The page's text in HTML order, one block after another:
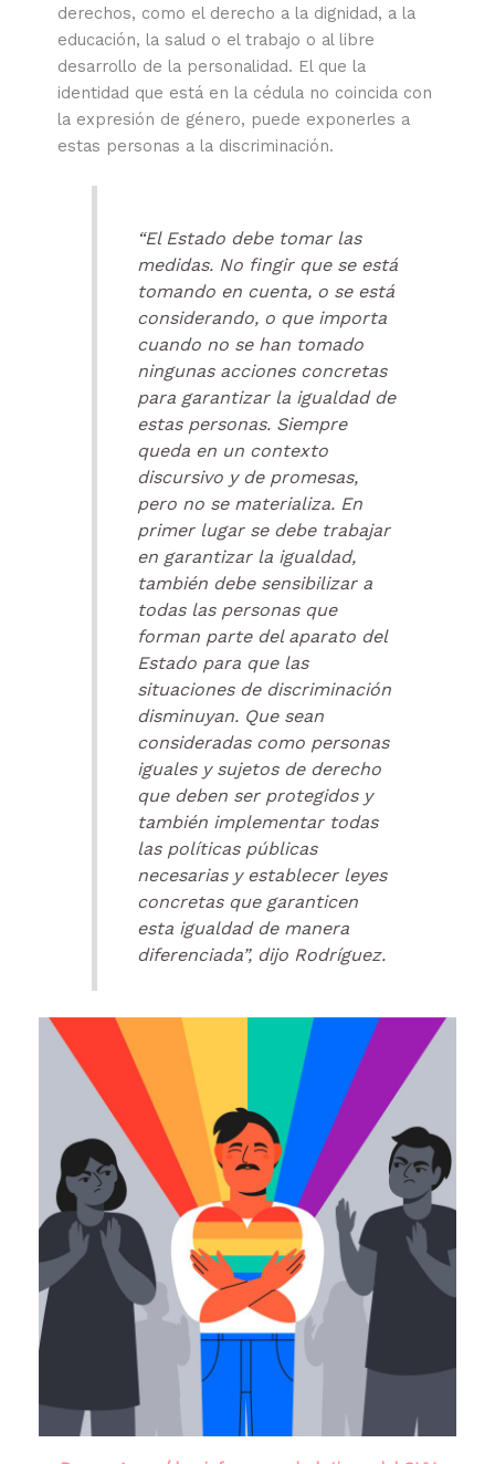
derechos, como el derecho a la dignidad, a la
educación, la salud o el trabajo o al libre
desarrollo de la personalidad. El que la
identidad que está en la cédula no coincida con
la expresión de género, puede exponerles a
estas personas a la discriminación.
“El Estado debe tomar las
medidas. No fingir que se está
tomando en cuenta, o se está
considerando, o que importa
cuando no se han tomado
ningunas acciones concretas
para garantizar la igualdad de
estas personas. Siempre
queda en un contexto
discursivo y de promesas,
pero no se materializa. En
primer lugar se debe trabajar
en garantizar la igualdad,
también debe sensibilizar a
todas las personas que
forman parte del aparato del
Estado para que las
situaciones de discriminación
disminuyan. Que sean
consideradas como personas
iguales y sujetos de derecho
que deben ser protegidos y
también implementar todas
las políticas públicas
necesarias y establecer leyes
concretas que garanticen
esta igualdad de manera
diferenciada”, dijo Rodríguez.